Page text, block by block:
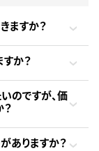
ますか？
か？
のですが、価
ありますか？